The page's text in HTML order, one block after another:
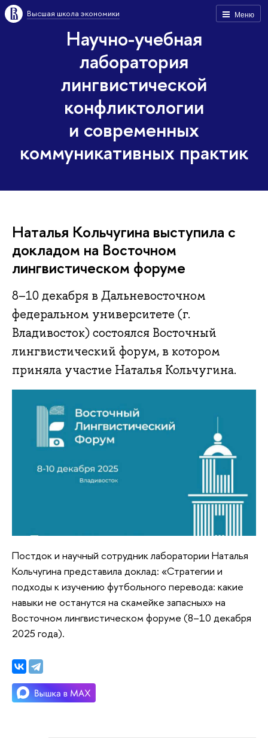
Меню
Высшая школа экономики
Научно-учебная
лаборатория
лингвистической
конфликтологии
и современных
коммуникативных практик
Наталья Кольчугина выступила с
докладом на Восточном
лингвистическом форуме
8–10 декабря в Дальневосточном
федеральном университете (г.
Владивосток) состоялся Восточный
лингвистический форум, в котором
приняла участие Наталья Кольчугина.
Постдок и научный сотрудник лаборатории Наталья
Кольчугина представила доклад: «Стратегии и
подходы к изучению футбольного перевода: какие
навыки не останутся на скамейке запасных» на
Восточном лингвистическом форуме (8–10 декабря
2025 года).